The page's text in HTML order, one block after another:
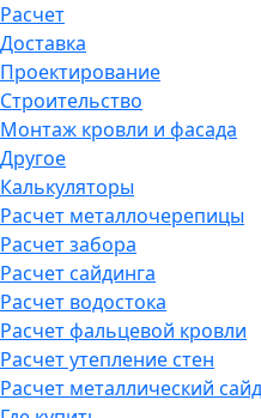
Расчет
Доставка
Проектирование
Строительство
Монтаж кровли и фасада
Другое
Калькуляторы
Расчет металлочерепицы
Расчет забора
Расчет сайдинга
Расчет водостока
Расчет фальцевой кровли
Расчет утепление стен
Расчет металлический